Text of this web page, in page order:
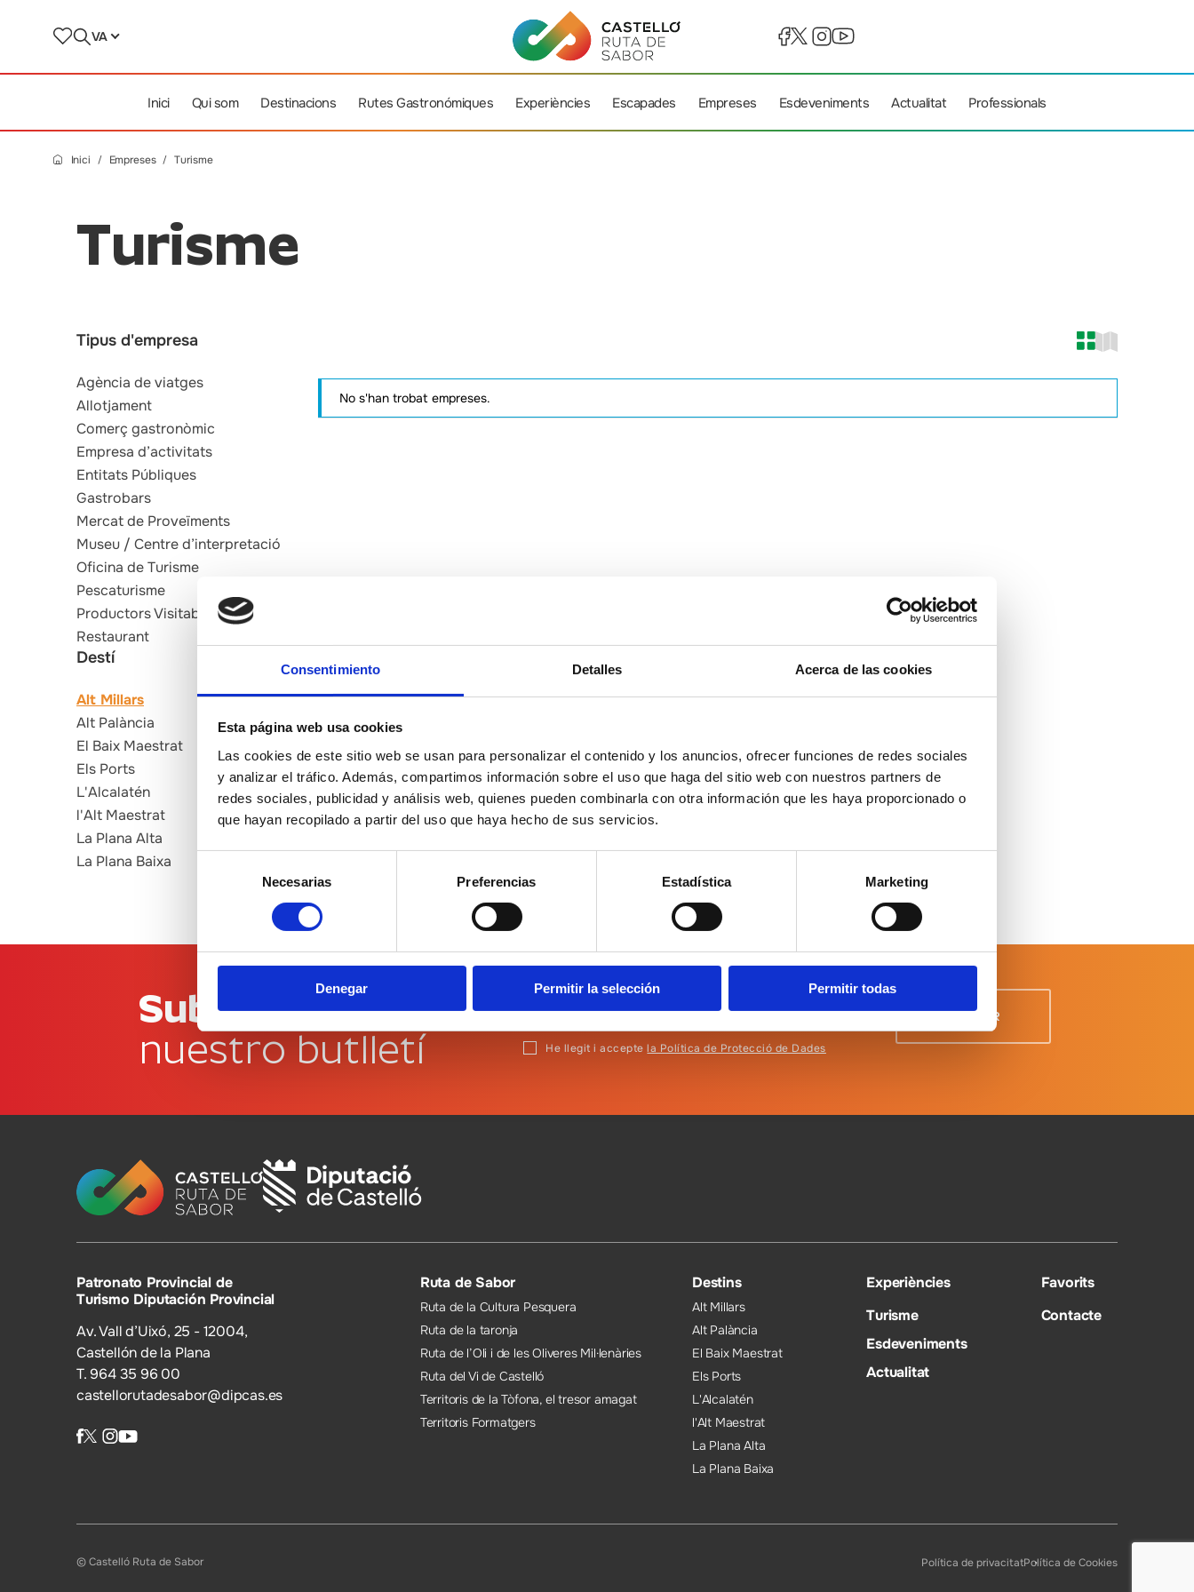
Consentimiento Detalles Acerca de las cookies
Esta página web usa cookies
Las cookies de este sitio web se usan para personalizar el contenido y los anuncios, ofrecer funciones de redes sociales
y analizar el tráfico. Además, compartimos información sobre el uso que haga del sitio web con nuestros partners de
redes sociales, publicidad y análisis web, quienes pueden combinarla con otra información que les haya proporcionado o
que hayan recopilado a partir del uso que haya hecho de sus servicios.
consentimiento
Necesarias Preferencias Estadística Marketing
Denegar Permitir la selección Permitir todas
VA
Inici Qui som Destinacions Rutes Gastronómiques Experiències Escapades Empreses Esdeveniments Actualitat Professionals
Inici Empreses Turisme
Turisme
Tipus d'empresa
Agència de viatges
Allotjament
Comerç gastronòmic
Empresa d’activitats
Entitats Públiques
Gastrobars
Mercat de Proveïments
Museu / Centre d’interpretació
Oficina de Turisme
Pescaturisme
Productors Visitables
Restaurant
Destí
Alt Millars
Alt Palància
El Baix Maestrat
Els Ports
L'Alcalatén
l'Alt Maestrat
La Plana Alta
La Plana Baixa
No s'han trobat empreses.
Subscriu-te a
nuestro butlletí
He llegit i acceptela Política de Protecció de Dades
Patronato Provincial de
Turismo Diputación Provincial
Av. Vall d’Uixó, 25 - 12004,
Castellón de la Plana
T. 964 35 96 00
castellorutadesabor@dipcas.es
Ruta de Sabor
Ruta de la Cultura Pesquera
Ruta de la taronja
Ruta de l’Oli i de les Oliveres Mil·lenàries
Ruta del Vi de Castelló
Territoris de la Tòfona, el tresor amagat
Territoris Formatgers
Destins
Alt Millars
Alt Palància
El Baix Maestrat
Els Ports
L'Alcalatén
l'Alt Maestrat
La Plana Alta
La Plana Baixa
Experiències
Turisme
Esdeveniments
Actualitat
Favorits
Contacte
© Castelló Ruta de Sabor Política de privacitatPolítica de Cookies